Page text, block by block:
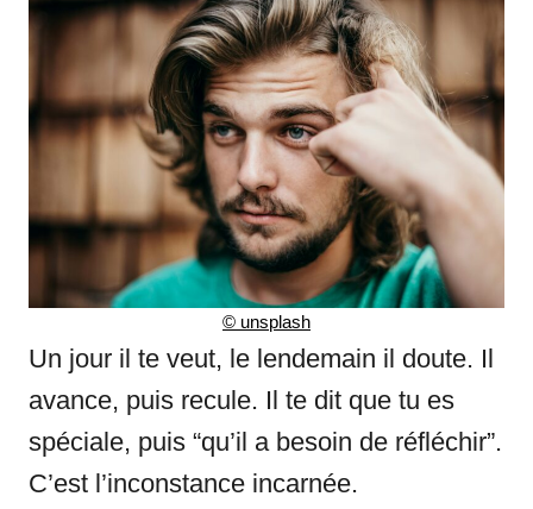
© unsplash
Un jour il te veut, le lendemain il doute. Il
avance, puis recule. Il te dit que tu es
spéciale, puis “qu’il a besoin de réfléchir”.
C’est l’inconstance incarnée.